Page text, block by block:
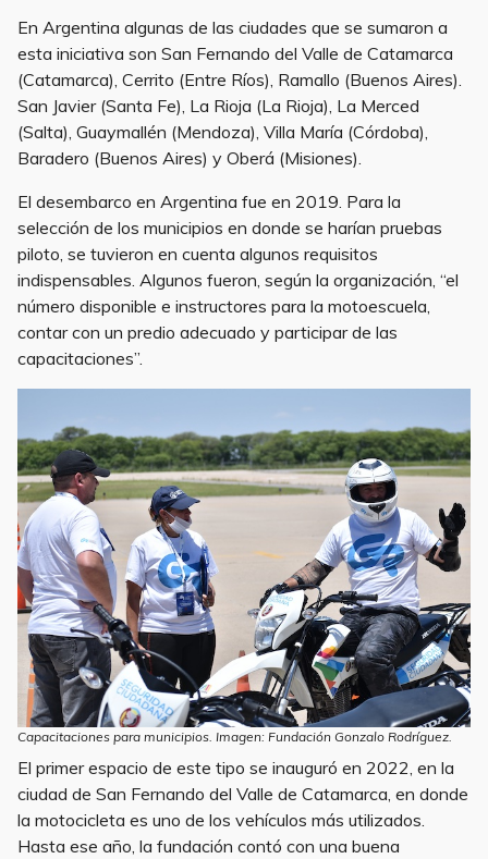
En Argentina algunas de las ciudades que se sumaron a
esta iniciativa son San Fernando del Valle de Catamarca
(Catamarca), Cerrito (Entre Ríos), Ramallo (Buenos Aires).
San Javier (Santa Fe), La Rioja (La Rioja), La Merced
(Salta), Guaymallén (Mendoza), Villa María (Córdoba),
Baradero (Buenos Aires) y Oberá (Misiones).
El desembarco en Argentina fue en 2019. Para la
selección de los municipios en donde se harían pruebas
piloto, se tuvieron en cuenta algunos requisitos
indispensables. Algunos fueron, según la organización, “el
número disponible e instructores para la motoescuela,
contar con un predio adecuado y participar de las
capacitaciones”.
Capacitaciones para municipios. Imagen: Fundación Gonzalo Rodríguez.
El primer espacio de este tipo se inauguró en 2022, en la
ciudad de San Fernando del Valle de Catamarca, en donde
la motocicleta es uno de los vehículos más utilizados.
Hasta ese año, la fundación contó con una buena